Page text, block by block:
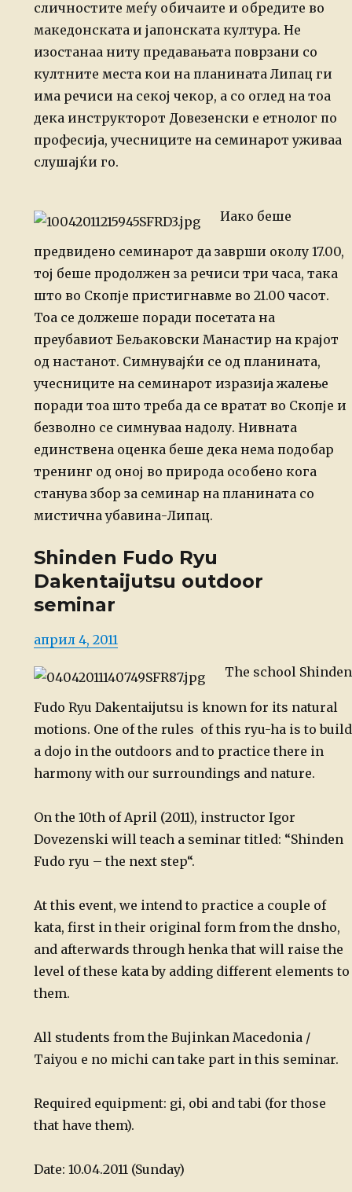
сличностите меѓуобичаите и обредите во
македонската и јапонската култура. Не
изостанаа ниту предавањатаповрзани со
култните места кои на планината Липац ги
има речиси на секој чекор, а со оглед на тоа
дека инструкторот Довезенски е етнолог по
професија, учесниците на семинарот уживаа
слушајќи го.
Иако беше
предвидено семинарот да заврши околу 17.00,
тој беше продолжен за речиси три часа, така
што во Скопје пристигнавме во 21.00 часот.
Тоа се должеше поради посетата на
преубавиот Бељаковски Манастир на крајот
од настанот. Симнувајќи се од планината,
учесниците на семинарот изразија жалење
поради тоа што треба да се вратат во Скопје и
безволно се симнуваа надолу. Нивната
единствена оценка беше дека нема подобар
тренинг од оној во природа особено кога
станува збор за семинар на планината со
мистична убавина-Липац.
Shinden Fudo Ryu
Dakentaijutsu outdoor
seminar
Posted
април 4, 2011
The school Shinden
Fudo Ryu Dakentaijutsu is known for its natural
motions. One of the rules of this ryu-ha is to build
a dojo in the outdoors and to practice there in
harmony with our surroundings and nature.
On the 10th of April (2011), instructor Igor
Dovezenski will teach a seminar titled: “Shinden
Fudo ryu – the next step“.
At this event, we intend to practice a couple of
kata, first in their original form from the dnsho,
and afterwards through henka that will raise the
level of these kata by adding different elements to
them.
All students from the Bujinkan Macedonia /
Taiyou e no michi can take part in this seminar.
Required equipment: gi, obi and tabi (for those
that have them).
Date: 10.04.2011 (Sunday)